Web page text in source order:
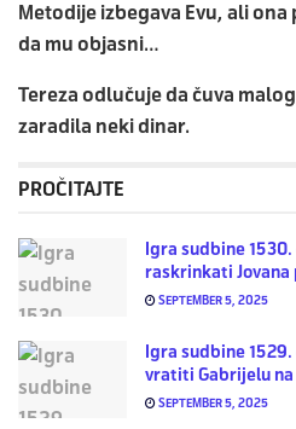
Metodije izbegava Evu, ali
da mu objasni…
Tereza odlučuje da čuva
zaradila neki dinar.
PROČITAJTE
Igra sudbine
raskrinkati Jovana
SEPTEMBER 5, 2025
Igra sudbine
vratiti Gabrijelu na
SEPTEMBER 5, 2025